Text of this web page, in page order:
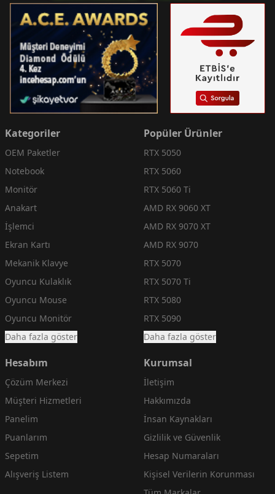
Kategoriler
OEM Paketler
Notebook
Monitör
Anakart
İşlemci
Ekran Kartı
Mekanik Klavye
Oyuncu Kulaklık
Oyuncu Mouse
Oyuncu Monitör
Daha fazla göster
Popüler Ürünler
RTX 5050
RTX 5060
RTX 5060 Ti
AMD RX 9060 XT
AMD RX 9070 XT
AMD RX 9070
RTX 5070
RTX 5070 Ti
RTX 5080
RTX 5090
Daha fazla göster
Hesabım
Çözüm Merkezi
Müşteri Hizmetleri
Panelim
Puanlarım
Sepetim
Alışveriş Listem
Kurumsal
İletişim
Hakkımızda
İnsan Kaynakları
Gizlilik ve Güvenlik
Hesap Numaraları
Kişisel Verilerin Korunması